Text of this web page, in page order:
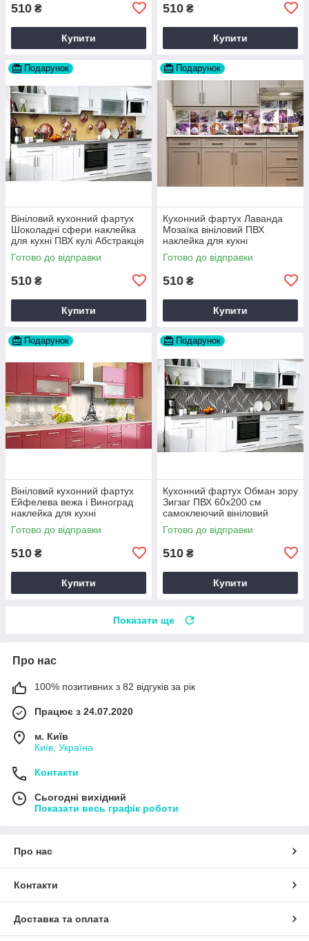
510 ₴
Купити
510 ₴
Купити
Подарунок
Вініловий кухонний фартух
Шоколадні сфери наклейка
для кухні ПВХ кулі Абстракція
Бежевий Happy Pocket
Z181709
Готово до відправки
510 ₴
Купити
Подарунок
Кухонний фартух Лаванда
Мозаїка вініловий ПВХ
наклейка для кухні
фіолетовий 60х200 см Happy
Pocket Z180251
Готово до відправки
510 ₴
Купити
Подарунок
Вініловий кухонний фартух
Ейфелева вежа і Виноград
наклейка для кухні
Абстракція Сірий Happy
Pocket Z181460
Готово до відправки
510 ₴
Купити
Подарунок
Кухонний фартух Обман зору
Зигзаг ПВХ 60х200 см
самоклеючий вініловий
Геометрія Сірий Happy
Pocket Z184176
Готово до відправки
510 ₴
Купити
Показати ще
Про нас
100% позитивних з 82 відгуків за рік
Працює з 24.07.2020
м. Київ
Київ, Україна
Контакти
Сьогодні вихідний
Показати весь графік роботи
Про нас
Контакти
Доставка та оплата